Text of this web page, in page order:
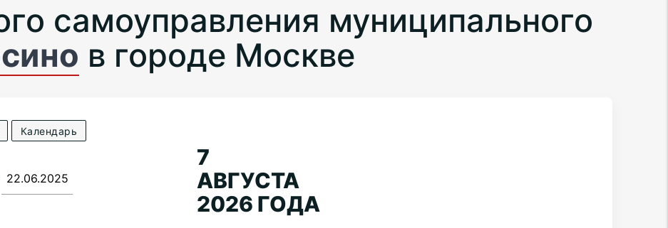
самоуправления муниципального
в городе Москве
Календарь
7
АВГУСТА
2026 ГОДА